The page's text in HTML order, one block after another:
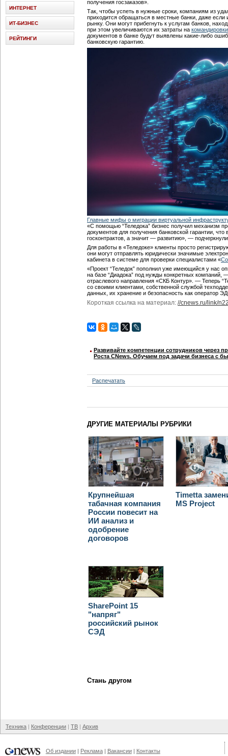
получения госзаказов».
Так, чтобы успеть в нужные сроки, компаниям из
приходится обращаться в местные банки, даже
рынку. Они могут прибегнуть к услугам банков,
при этом увеличиваются их затраты на командировки
документов в банке будут выявлены какие-либо
банковскую гарантию.
Главные мифы о миграции виртуальной
«С помощью “Теледока” бизнес получил механизм
документов для получения банковской гарантии,
госконтрактов, а значит — развитию», —
Для работы в «Теледоке» клиенты просто
они могут отправлять юридически значимые
кабинета в системе для проверки специалистами «
«Проект “Теледок” пополнил уже имеющийся у нас
на базе “Диадока” под нужды конкретных компаний,
отраслевого направления «СКБ Контур». — Теперь
со своими клиентами, собственной службой
данных, их хранение и безопасность как оператор
Короткая ссылка на материал: //cnews.ru/link/
Развивайте компетенции сотрудников через
Роста CNews. Обучаем под задачи бизнеса с
Распечатать
ДРУГИЕ МАТЕРИАЛЫ РУБРИКИ
Крупнейшая
табачная компания
России повесит на
ИИ анализ и
одобрение
договоров
Timetta
MS Project
SharePoint 15
"напряг"
российский рынок
СЭД
Стань другом
ИНТЕРНЕТ
ИТ-БИЗНЕС
РЕЙТИНГИ
Техника Конференции ТВ Архив
Об издании Реклама Вакансии Контакты